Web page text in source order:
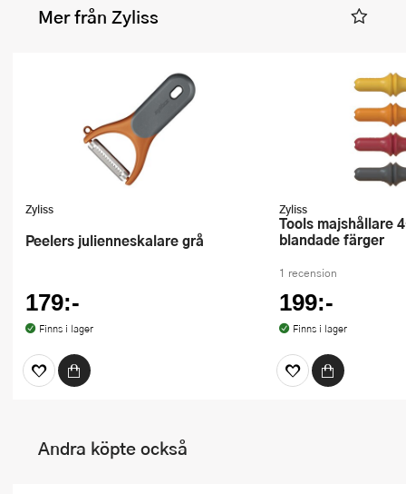
Mer från Zyliss
Zyliss
Peelers julienneskalare grå
179:-
Finns i lager
Zyliss
Tools majshållare 4-pack
blandade färger
1 recension
199:-
Finns i lager
Andra köpte också